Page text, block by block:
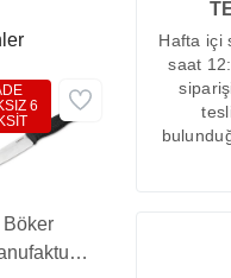
Böker
6
Hafta içi
saat